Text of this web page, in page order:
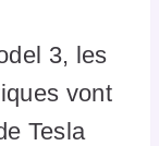
3, les
vont
Tesla